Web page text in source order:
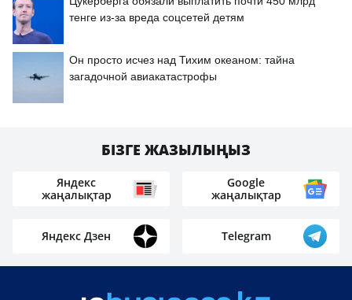
тенге из-за вреда соцсетей детям
Он просто исчез над Тихим океаном: тайна
загадочной авиакатастрофы
БІЗГЕ ЖАЗЫЛЫҢЫЗ
Яндекс
жаңалықтар
Google
жаңалықтар
Яндекс Дзен Telegram